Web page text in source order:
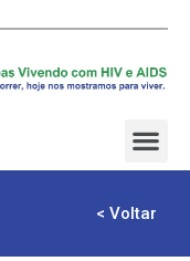
< Voltar